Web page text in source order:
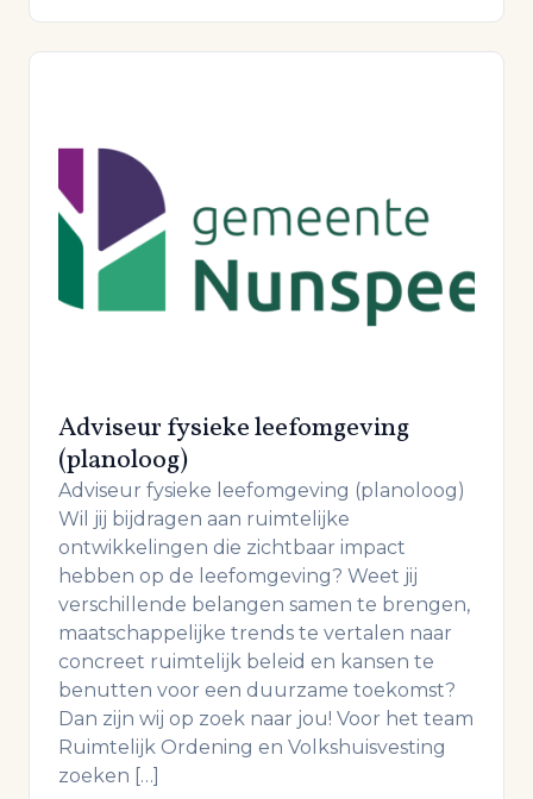
Adviseur fysieke leefomgeving
(planoloog)
Adviseur fysieke leefomgeving (planoloog)
Wil jij bijdragen aan ruimtelijke
ontwikkelingen die zichtbaar impact
hebben op de leefomgeving? Weet jij
verschillende belangen samen te brengen,
maatschappelijke trends te vertalen naar
concreet ruimtelijk beleid en kansen te
benutten voor een duurzame toekomst?
Dan zijn wij op zoek naar jou! Voor het team
Ruimtelijk Ordening en Volkshuisvesting
zoeken […]